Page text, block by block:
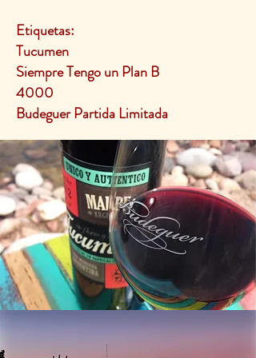
Etiquetas:
Tucumen
Siempre Tengo un Plan B
4000
Budeguer Partida Limitada